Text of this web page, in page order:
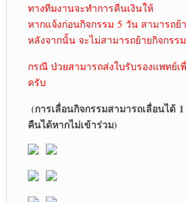
ทางทีมงานจะทำการคืนเงินให้
หากแจ้งก่อนกิจกรรม 5 วัน สามารถย้
หลังจากนั้น จะไม่สามารถย้ายกิจกรร
กรณี ป่วยสามารถส่งใบรับรองแพทย์เ
ครับ
(การเลื่อนกิจกรรมสามารถเลื่อนได้
คืนได้หากไม่เข้าร่วม)